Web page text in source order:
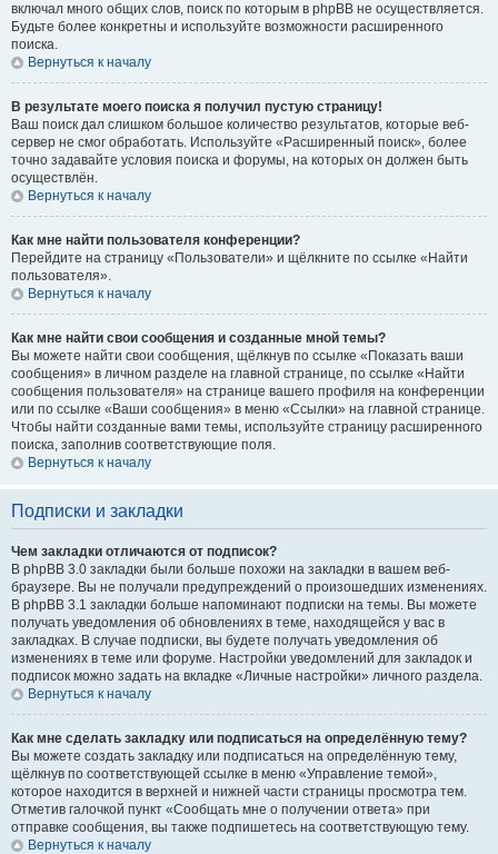
включал много общих слов, поиск по которым в phpBB не осуществляется.
Будьте более конкретны и используйте возможности расширенного
поиска.
Вернуться к началу
В результате моего поиска я получил пустую страницу!
Ваш поиск дал слишком большое количество результатов, которые веб-
сервер не смог обработать. Используйте «Расширенный поиск», более
точно задавайте условия поиска и форумы, на которых он должен быть
осуществлён.
Вернуться к началу
Как мне найти пользователя конференции?
Перейдите на страницу «Пользователи» и щёлкните по ссылке «Найти
пользователя».
Вернуться к началу
Как мне найти свои сообщения и созданные мной темы?
Вы можете найти свои сообщения, щёлкнув по ссылке «Показать ваши
сообщения» в личном разделе на главной странице, по ссылке «Найти
сообщения пользователя» на странице вашего профиля на конференции
или по ссылке «Ваши сообщения» в меню «Ссылки» на главной странице.
Чтобы найти созданные вами темы, используйте страницу расширенного
поиска, заполнив соответствующие поля.
Вернуться к началу
Подписки и закладки
Чем закладки отличаются от подписок?
В phpBB 3.0 закладки были больше похожи на закладки в вашем веб-
браузере. Вы не получали предупреждений о произошедших изменениях.
В phpBB 3.1 закладки больше напоминают подписки на темы. Вы можете
получать уведомления об обновлениях в теме, находящейся у вас в
закладках. В случае подписки, вы будете получать уведомления об
изменениях в теме или форуме. Настройки уведомлений для закладок и
подписок можно задать на вкладке «Личные настройки» личного раздела.
Вернуться к началу
Как мне сделать закладку или подписаться на определённую тему?
Вы можете создать закладку или подписаться на определённую тему,
щёлкнув по соответствующей ссылке в меню «Управление темой»,
которое находится в верхней и нижней части страницы просмотра тем.
Отметив галочкой пункт «Сообщать мне о получении ответа» при
отправке сообщения, вы также подпишетесь на соответствующую тему.
Вернуться к началу